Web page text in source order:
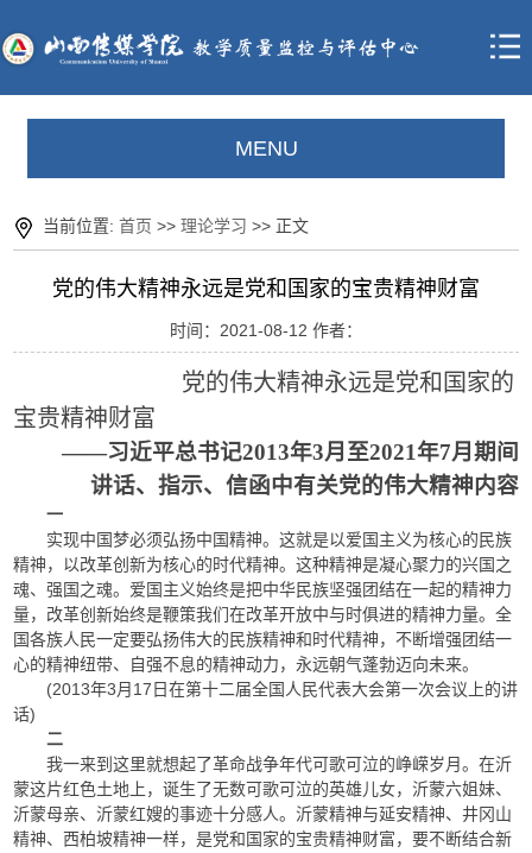
MENU
当前位置:首页 >>理论学习 >> 正文
党的伟大精神永远是党和国家的宝贵精神财富
时间：2021-08-12 作者：
党的伟大精神永远是党和国家的
宝贵精神财富
——习近平总书记2013年3月至2021年7月期间
讲话、指示、信函中有关党的伟大精神内容
一
实现中国梦必须弘扬中国精神。这就是以爱国主义为核心的民族
精神，以改革创新为核心的时代精神。这种精神是凝心聚力的兴国之
魂、强国之魂。爱国主义始终是把中华民族坚强团结在一起的精神力
量，改革创新始终是鞭策我们在改革开放中与时俱进的精神力量。全
国各族人民一定要弘扬伟大的民族精神和时代精神，不断增强团结一
心的精神纽带、自强不息的精神动力，永远朝气蓬勃迈向未来。
(2013年3月17日在第十二届全国人民代表大会第一次会议上的讲
话)
二
我一来到这里就想起了革命战争年代可歌可泣的峥嵘岁月。在沂
蒙这片红色土地上，诞生了无数可歌可泣的英雄儿女，沂蒙六姐妹、
沂蒙母亲、沂蒙红嫂的事迹十分感人。沂蒙精神与延安精神、井冈山
精神、西柏坡精神一样，是党和国家的宝贵精神财富，要不断结合新